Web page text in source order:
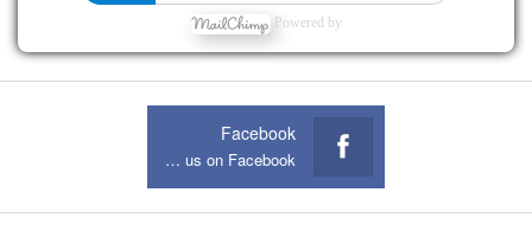
Powered by
Facebook
Join us on Facebook